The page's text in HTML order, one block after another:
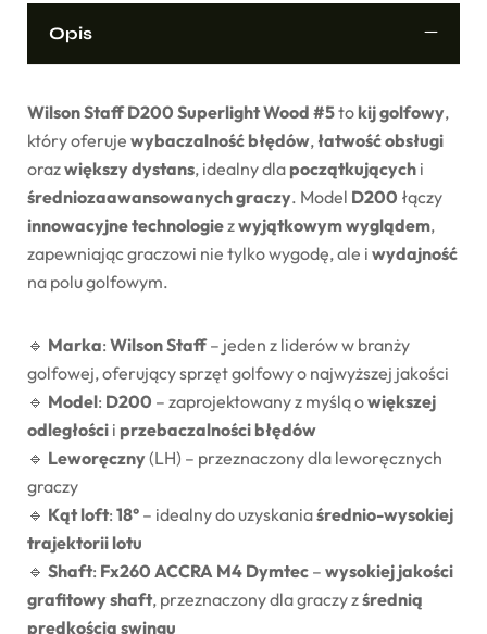
Opis
Wilson Staff D200 Superlight Wood #5to kij golfowy,
który oferuje wybaczalność błędów, łatwość obsługi
orazwiększy dystans, idealny dla początkujących i
średniozaawansowanych graczy. Model D200 łączy
innowacyjne technologiezwyjątkowym wyglądem,
zapewniając graczowi nie tylko wygodę, ale i wydajność
na polu golfowym.
🔹 Marka: Wilson Staff– jeden z liderów w branży
golfowej, oferujący sprzęt golfowy o najwyższej jakości
🔹 Model: D200 – zaprojektowany z myślą owiększej
odległości i przebaczalności błędów
🔹 Leworęczny(LH) – przeznaczony dla leworęcznych
graczy
🔹 Kąt loft: 18° – idealny do uzyskaniaśrednio-wysokiej
trajektorii lotu
🔹 Shaft: Fx260 ACCRA M4 Dymtec – wysokiej jakości
grafitowy shaft, przeznaczony dla graczy zśrednią
prędkością swingu